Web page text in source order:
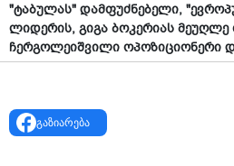
"ტაბულას" დამფუძნებელი,
ლიდერის, გიგა ბოკერიას მეუღლე
ჩერგოლეიშვილი ოპოზიციონერი
სანიკიძის მიერ აჭა­რის
ეხმაურება.
გაზიარება